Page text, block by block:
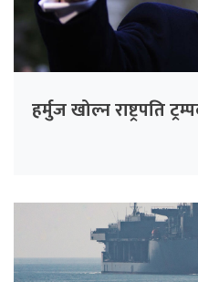
हर्मुज खोल्न राष्ट्रपति